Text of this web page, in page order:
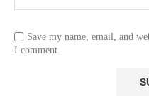
Save my name, email, and
I comment.